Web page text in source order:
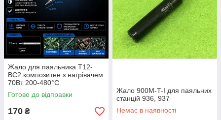
Жало для паяльника T12-
BC2 композитне з нагрівачем
70Вт 200-480°C
Готово до відправки
170 ₴
Жало 900M-T-I для паяльних
станцій 936, 937
Немає в наявності